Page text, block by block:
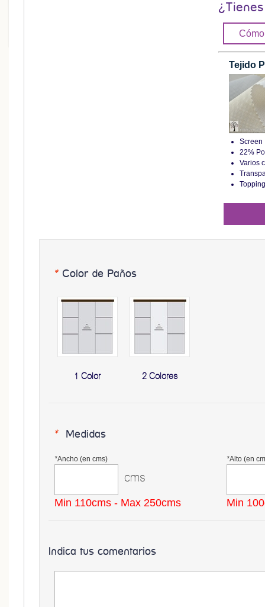
Tejido
Screen
22%
Varios
* Color de Paños
1 Color 2 Colores
* Medidas
*Ancho (en cms)
cms
Min 110cms - Max 250cms
*Alto (en
Min
Indica tus comentarios